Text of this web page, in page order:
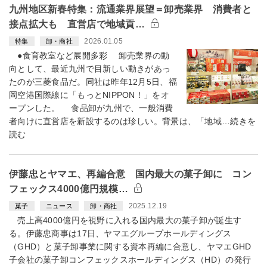
九州地区新春特集：流通業界展望＝卸売業界 消費者と
接点拡大も 直営店で地域貢…
特集 卸・商社 2026.01.05
●食育教室など展開多彩 卸売業界の動
向として、最近九州で目新しい動きがあっ
たのが三菱食品だ。同社は昨年12月5日、福
岡空港国際線に「もっとNIPPON！」をオ
ープンした。 食品卸が九州で、一般消費
者向けに直営店を新設するのは珍しい。背景は、「地域…続きを
読む
伊藤忠とヤマエ、再編合意 国内最大の菓子卸に コン
フェックス4000億円規模…
菓子 ニュース 卸・商社 2025.12.19
売上高4000億円を視野に入れる国内最大の菓子卸が誕生す
る。伊藤忠商事は17日、ヤマエグループホールディングス
（GHD）と菓子卸事業に関する資本再編に合意し、ヤマエGHD
子会社の菓子卸コンフェックスホールディングス（HD）の発行